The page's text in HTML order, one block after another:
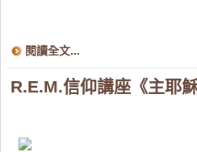
閱讀全文...
R.E.M.信仰講座《主耶